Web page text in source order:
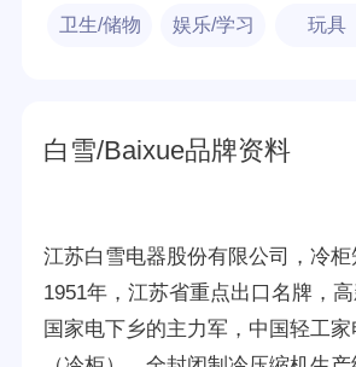
卫生/储物 娱乐/学习 玩具
白雪/Baixue品牌资料
江苏白雪电器股份有限公司，冷
1951年，江苏省重点出口名牌，
国家电下乡的主力军，中国轻工